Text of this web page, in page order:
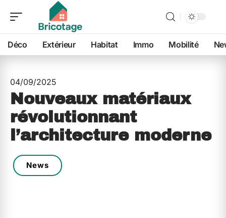
Déco Extérieur Habitat Immo Mobilité
04/09/2025
Nouveaux matériaux
révolutionnant
l’architecture moderne
News